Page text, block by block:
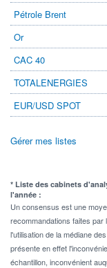
Pétrole Brent
Or
CAC 40
TOTALENERGIES
EUR/USD SPOT
Gérer mes listes
* Liste des cabinets
l'année :
Un consensus est une
recommandations faites
l'utilisation de la médiane
présente en effet
échantillon, inconvénient